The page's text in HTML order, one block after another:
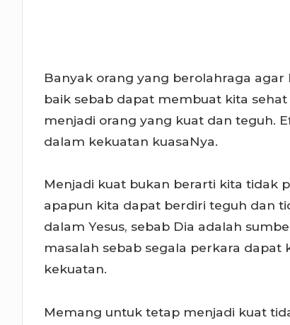
Banyak orang yang berolahraga
baik sebab dapat membuat kita
menjadi orang yang kuat dan teguh.
dalam kekuatan kuasaNya.
Menjadi kuat bukan berarti kita tidak
apapun kita dapat berdiri teguh dan
dalam Yesus, sebab Dia adalah
masalah sebab segala perkara
kekuatan.
Memang untuk tetap menjadi kuat